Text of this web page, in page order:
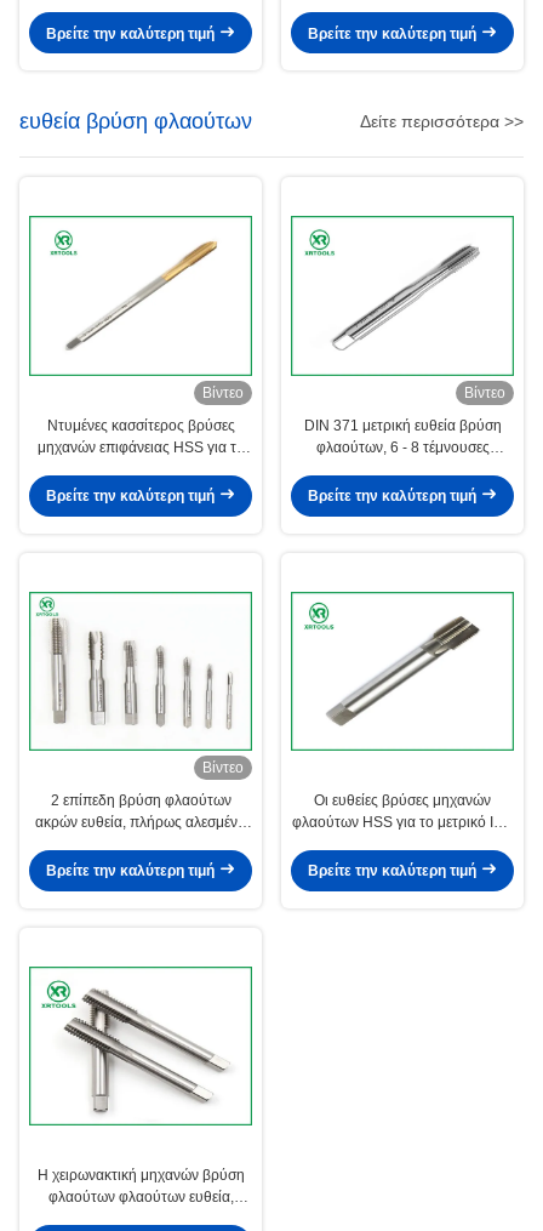
M10 * 1.5mm
Βρείτε την καλύτερη τιμή
πρότυπα βρυσών ISO529
Βρείτε την καλύτερη τιμή
ευθεία βρύση φλαούτων Δείτε περισσότερα >>
Βίντεο
Ντυμένες κασσίτερος βρύσες
μηχανών επιφάνειας HSS για το
μετάλλων υλικό
Βρείτε την καλύτερη τιμή
Βίντεο
DIN 371 μετρική ευθεία βρύση
φλαούτων, 6 - 8 τέμνουσες
Βρείτε την καλύτερη τιμή
Βίντεο
2 επίπεδη βρύση φλαούτων
ακρών ευθεία, πλήρως αλεσμένα
σωλήνων
Βρείτε την καλύτερη τιμή
Οι ευθείες βρύσες μηχανών
φλαούτων HSS για το μετρικό ISO
λευκό επιφάνεια
Βρείτε την καλύτερη τιμή
Η χειρωνακτική μηχανών βρύση
φλαούτων φλαούτων ευθεία,